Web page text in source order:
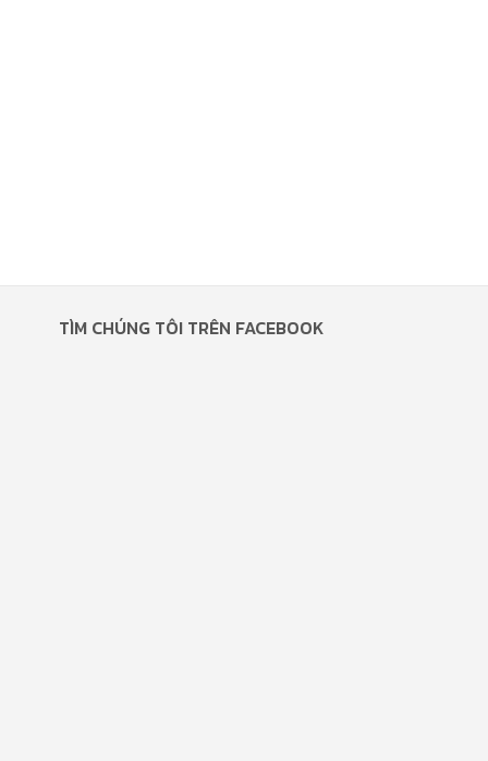
TÌM CHÚNG TÔI TRÊN FACEBOOK